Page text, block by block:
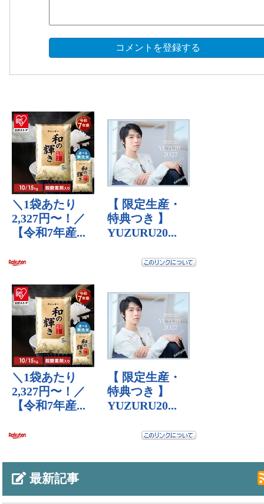
最新記事